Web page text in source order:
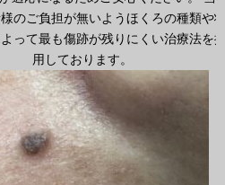
のご負担が無いようほくろの種類や
って最も傷跡が残りにくい治療法を
用しております。